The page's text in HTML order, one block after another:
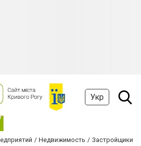
Укр
Недвижимость Застройщики